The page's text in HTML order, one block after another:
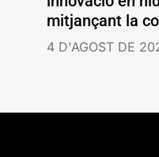
mitjançant la
4 D'AGOST DE